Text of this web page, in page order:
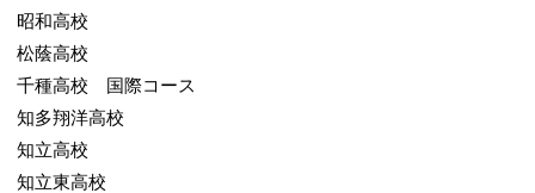
昭和高校
松蔭高校
千種高校 国際コース
知多翔洋高校
知立高校
知立東高校